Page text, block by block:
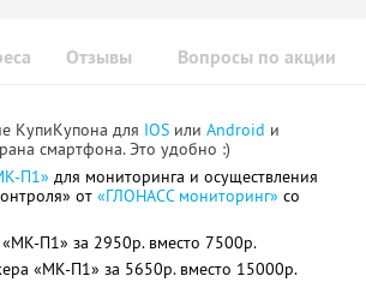
Отзывы Вопросы по акции
КупиКупона для IOS или Android и
смартфона. Это удобно :)
П1» для мониторинга и осуществления
от «ГЛОНАСС мониторинг» со
«МК-П1» за 2950р. вместо 7500р.
«МК-П1» за 5650р. вместо 15000р.